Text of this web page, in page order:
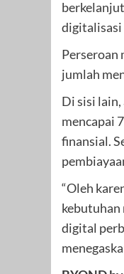
digitalisasi
Perseroan
jumlah
Di sisi
mencapai
finansial.
“Oleh
kebutuhan
digital